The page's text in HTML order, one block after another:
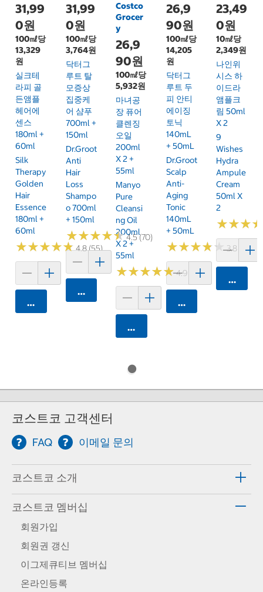
31,99
0원
100㎖당
13,329
원
실크테
라피 골
든앰플
헤어에
센스
180ml +
60ml
Silk
Therapy
Golden
Hair
Essence
180ml +
60ml
★★★★★
★★★★★4.8 (55)
카트에 담기
31,99
0원
100㎖당
3,764원
닥터그
루트 탈
모증상
집중케
어 샴푸
700ml +
150ml
Dr.Groot
Anti
Hair
Loss
Shampo
O 700ml
+ 150ml
★★★★★
★★★★★4.5 (70)
카트에 담기
Costco
Grocer
y
26,9
90원
100㎖당
5,932원
마녀공
장 퓨어
클렌징
오일
200ml
X 2 +
55ml
Manyo
Pure
Cleansi
Ng Oil
200ml
X 2 +
55ml
★★★★★
★★★★★4.9 (27)
카트에 담기
26,9
90원
100㎖당
14,205
원
닥터그
루트 두
피 안티
에이징
토닉
140mL
+ 50mL
Dr.Groot
Scalp
Anti-
Aging
Tonic
140mL
+ 50mL
★★★★★
★★★★★3.8 (9)
카트에 담기
23,49
0원
10㎖당
2,349원
나인위
시스 하
이드라
앰플크
림 50ml
X 2
9
Wishes
Hydra
Ampule
Cream
50ml X
2
★★★
★★★
카트에
코스트코 고객센터
FAQ 이메일 문의
코스트코 소개
코스트코 멤버십
회원가입
회원권 갱신
이그제큐티브 멤버십
온라인등록